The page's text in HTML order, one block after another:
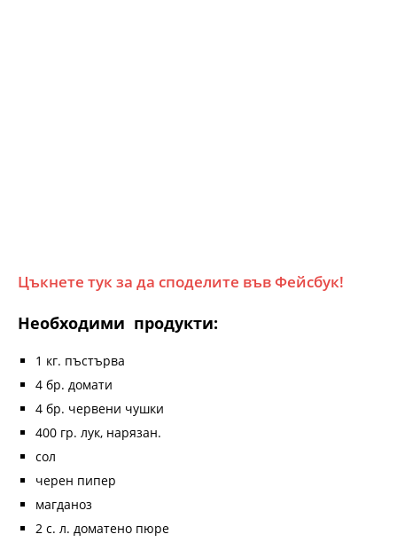
Цъкнете тук за да споделите във Фейсбук!
Необходими продукти:
1 кг. пъстърва
4 бр. домати
4 бр. червени чушки
400 гр. лук, нарязан.
сол
черен пипер
магданоз
2 с. л. доматено пюре